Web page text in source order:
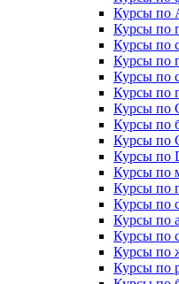
Курсы по
Курсы по
Курсы по
Курсы по
Курсы по
Курсы по
Курсы по
Курсы по
Курсы по
Курсы по
Курсы по
Курсы по
Курсы по
Курсы по
Курсы по
Курсы по
Курсы по